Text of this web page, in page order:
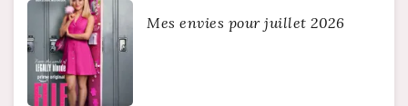
Mes envies pour juillet 2026